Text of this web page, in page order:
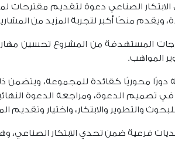
الصناعي دعوة لتقديم
ويقدم منحًا أكبر لتجربة المزيد من
المستهدفة من المشروع تحسين
المواهب.
محوريًا كقائدة للمجموعة، ويتضمن
تصميم الدعوة، ومراجعة الدعوة
والتطوير والابتكار، واختيار وتقديم
فرعية ضمن تحدي الابتكار الصناعي،